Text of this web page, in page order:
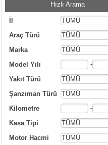
Hızlı Arama
TÜMÜ
Araç Türü
TÜMÜ
Marka
TÜMÜ
Model Yılı
-
Yakıt Türü
TÜMÜ
Şanzıman Türü
TÜMÜ
Kilometre
-
Kasa Tipi
TÜMÜ
Motor Hacmi
TÜMÜ